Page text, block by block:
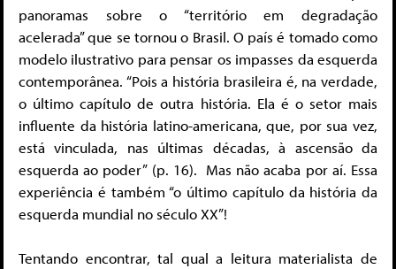
panoramas sobre o “território em degradação
acelerada” que se tornou o Brasil. O país é tomado como
modelo ilustrativo para pensar os impasses da esquerda
contemporânea. “Pois a história brasileira é, na verdade,
o último capítulo de outra história. Ela é o setor mais
influente da história latino-americana, que, por sua vez,
está vinculada, nas últimas décadas, à ascensão da
esquerda ao poder” (p. 16). Mas não acaba por aí. Essa
experiência é também “o último capítulo da história da
esquerda mundial no século XX”!
Tentando encontrar, tal qual a leitura materialista de